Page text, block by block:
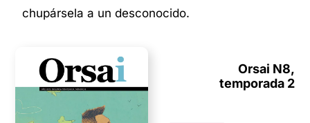
Orsai N8,
temporada 2
chupársela a un desconocido.